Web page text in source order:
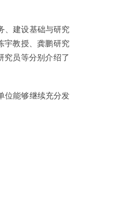
、建设基础与研究
宇教授、龚鹏研究
究员等分别介绍了
位能够继续充分发